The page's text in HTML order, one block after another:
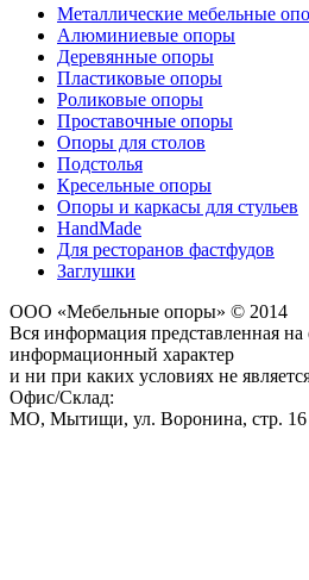
Металлические мебельные
Алюминиевые опоры
Деревянные опоры
Пластиковые опоры
Роликовые опоры
Проставочные опоры
Опоры для столов
Подстолья
Кресельные опоры
Опоры и каркасы для стульев
HandMade
Для ресторанов фастфудов
Заглушки
ООО «Мебельные опоры» © 2014
Вся информация представленная на
информационный характер
и ни при каких условиях не
Офис/Склад:
МО, Мытищи, ул. Воронина, стр. 16